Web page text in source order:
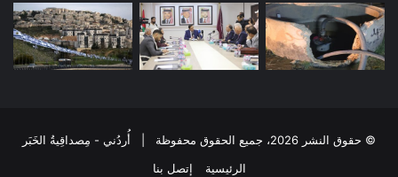
© حقوق النشر 2026، جميع الحقوق محفوظة | أُردُني - مِصداقِيةُ الخَبَر
الرئيسية
إتصل بنا